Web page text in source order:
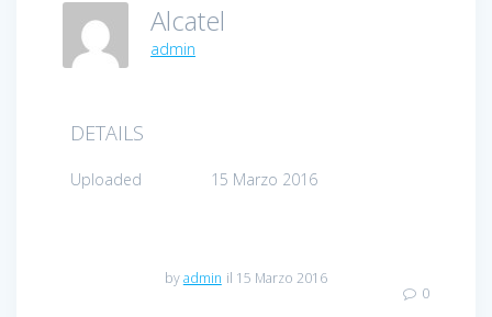
Alcatel
admin
DETAILS
Uploaded 15 Marzo 2016
byadmin il 15 Marzo 2016
0